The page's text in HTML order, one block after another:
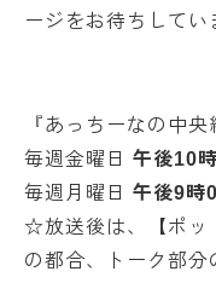
ージをお待ちしてい
『あっちーなの中央
毎週金曜日 午後10
毎週月曜日 午後9時
☆放送後は、【ポッ
の都合、トーク部分